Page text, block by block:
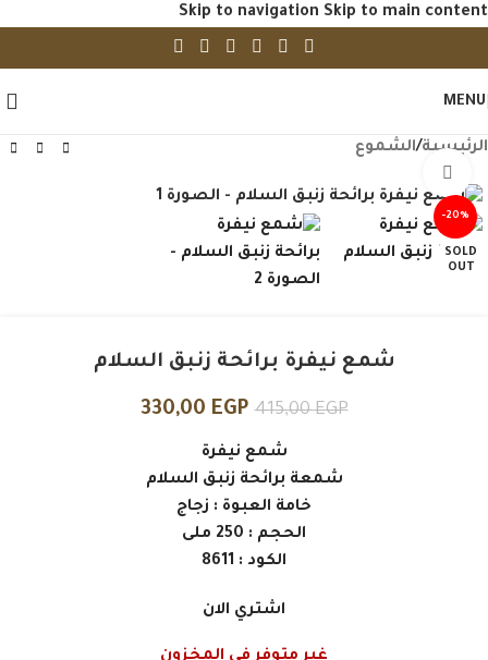
Skip to navigation Skip to main content
MENU
الرئيسية/الشموع
-20%
SOLD
OUT
شمع نيفرة برائحة زنبق السلام
415,00EGP
330,00 EGP
شمع نيفرة
شمعة برائحة زنبق السلام
خامة العبوة : زجاج
الحجم : 250 ملى
الكود : 8611
اشتري الان